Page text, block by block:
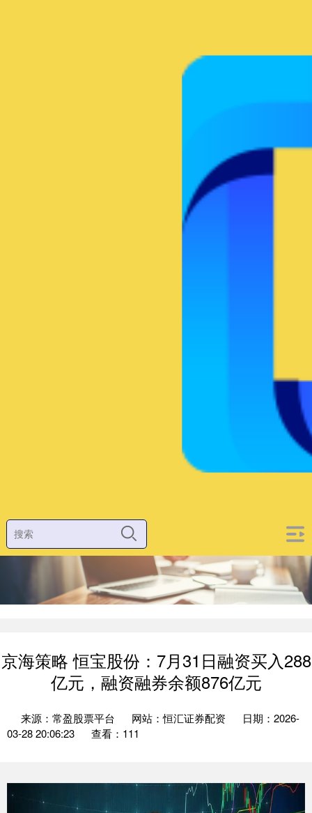
京海策略 恒宝股份：7月31日融资买入288
亿元，融资融券余额876亿元
来源：常盈股票平台 网站：恒汇证券配资
日期：2026-
03-28 20:06:23
查看：111